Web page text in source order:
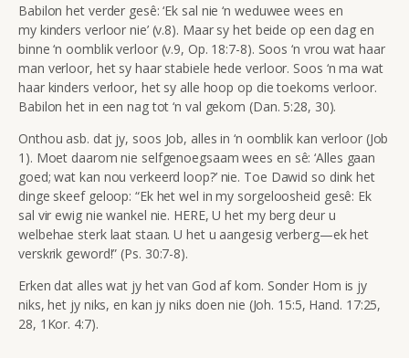
Babilon het verder gesê: ‘Ek sal nie ‘n weduwee wees en
my kinders verloor nie’ (v.8). Maar sy het beide op een dag en
binne ‘n oomblik verloor (v.9, Op. 18:7-8). Soos ‘n vrou wat haar
man verloor, het sy haar stabiele hede verloor. Soos ‘n ma wat
haar kinders verloor, het sy alle hoop op die toekoms verloor.
Babilon het in een nag tot ‘n val gekom (Dan. 5:28, 30).
Onthou asb. dat jy, soos Job, alles in ‘n oomblik kan verloor (Job
1). Moet daarom nie selfgenoegsaam wees en sê: ‘Alles gaan
goed; wat kan nou verkeerd loop?’ nie. Toe Dawid so dink het
dinge skeef geloop: “Ek het wel in my sorgeloosheid gesê: Ek
sal vir ewig nie wankel nie. HERE, U het my berg deur u
welbehae sterk laat staan. U het u aangesig verberg—ek het
verskrik geword!” (Ps. 30:7-8).
Erken dat alles wat jy het van God af kom. Sonder Hom is jy
niks, het jy niks, en kan jy niks doen nie (Joh. 15:5, Hand. 17:25,
28, 1Kor. 4:7).